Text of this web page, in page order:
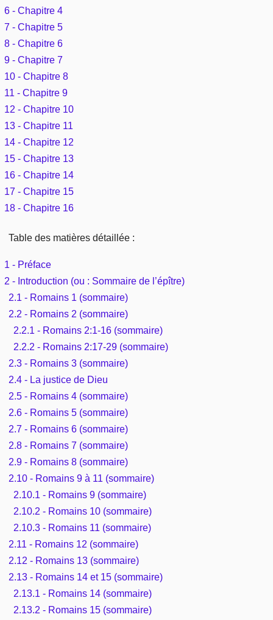
Mariage, famille
Sujets de A à Z
6 - Chapitre 4
7 - Chapitre 5
8 - Chapitre 6
9 - Chapitre 7
10 - Chapitre 8
11 - Chapitre 9
12 - Chapitre 10
13 - Chapitre 11
14 - Chapitre 12
15 - Chapitre 13
16 - Chapitre 14
17 - Chapitre 15
18 - Chapitre 16
Table des matières détaillée :
1 - Préface
2 - Introduction (ou : Sommaire de l’épître)
2.1 - Romains 1 (sommaire)
2.2 - Romains 2 (sommaire)
2.2.1 - Romains 2:1-16 (sommaire)
2.2.2 - Romains 2:17-29 (sommaire)
2.3 - Romains 3 (sommaire)
2.4 - La justice de Dieu
2.5 - Romains 4 (sommaire)
2.6 - Romains 5 (sommaire)
2.7 - Romains 6 (sommaire)
2.8 - Romains 7 (sommaire)
2.9 - Romains 8 (sommaire)
2.10 - Romains 9 à 11 (sommaire)
2.10.1 - Romains 9 (sommaire)
2.10.2 - Romains 10 (sommaire)
2.10.3 - Romains 11 (sommaire)
2.11 - Romains 12 (sommaire)
2.12 - Romains 13 (sommaire)
2.13 - Romains 14 et 15 (sommaire)
2.13.1 - Romains 14 (sommaire)
2.13.2 - Romains 15 (sommaire)